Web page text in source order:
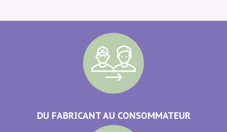
DU FABRICANT AU CONSOMMATEUR